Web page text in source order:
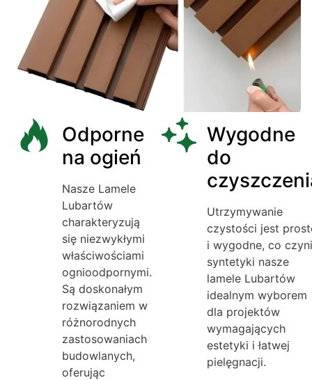
Odporne
na ogień
Nasze Lamele
Lubartów
charakteryzują
się niezwykłymi
właściwościami
ognioodpornymi.
Są doskonałym
rozwiązaniem w
różnorodnych
zastosowaniach
budowlanych,
oferując
Wygodne
do
Utrzymywanie
czystości jest
i wygodne, co czyni
syntetyki nasze
lamele Lubartów
idealnym wyborem
dla projektów
wymagających
estetyki i łatwej
pielęgnacji.